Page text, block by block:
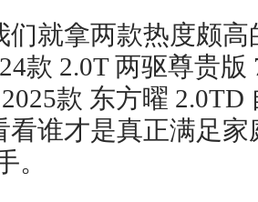
拿两款热度颇高
款 2.0T 两驱尊贵
款 东方曜
看谁才是真正满足
。